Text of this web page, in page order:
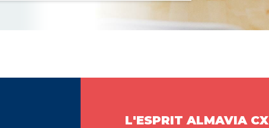
L'ESPRIT ALMAVIA CX